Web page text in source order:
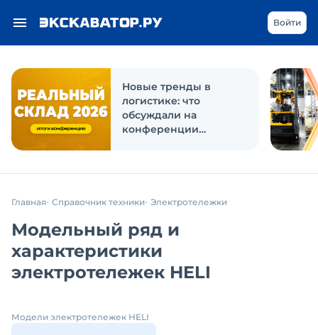
Войти
Новые тренды в
логистике: что
обсуждали на
конференции
Главная Справочник техники Электротележки
Модельный ряд и
характеристики
электротележек HELI
Модели электротележек HELI